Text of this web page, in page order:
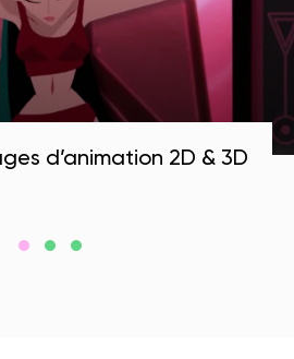
d’animation 2D & 3D